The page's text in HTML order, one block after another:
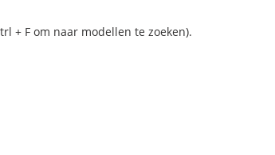
+ F om naar modellen te zoeken).